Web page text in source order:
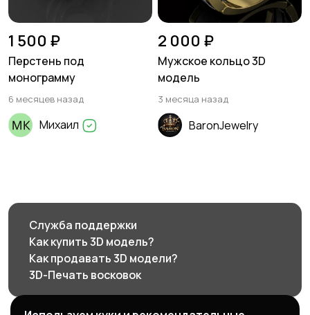
1 500 ₽
Перстень под
монограмму
6 месяцев назад
Михаил
2 000 ₽
Мужское кольцо 3D
модель
3 месяца назад
BaronJewelry
Служба поддержки
Как купить 3D модель?
Как продавать 3D модели?
3D-Печать восковок